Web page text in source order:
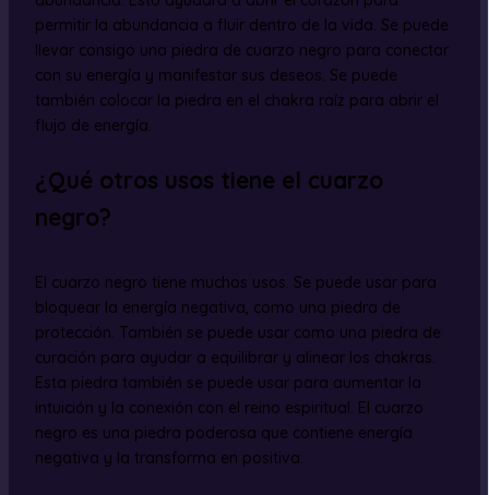
permitir la abundancia a fluir dentro de la vida. Se puede
llevar consigo una piedra de cuarzo negro para conectar
con su energía y manifestar sus deseos. Se puede
también colocar la piedra en el chakra raíz para abrir el
flujo de energía.
¿Qué otros usos tiene el cuarzo
negro?
El cuarzo negro tiene muchos usos. Se puede usar para
bloquear la energía negativa, como una piedra de
protección. También se puede usar como una piedra de
curación para ayudar a equilibrar y alinear los chakras.
Esta piedra también se puede usar para aumentar la
intuición y la conexión con el reino espiritual. El cuarzo
negro es una piedra poderosa que contiene energía
negativa y la transforma en positiva.